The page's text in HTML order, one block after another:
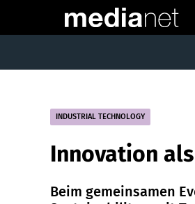
INDUSTRIAL TECHNOLOGY
Innovation
Beim gemeinsamen